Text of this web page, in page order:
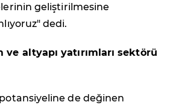
geliştirilmesine
dedi.
altyapı yatırımları sektörü
de değinen